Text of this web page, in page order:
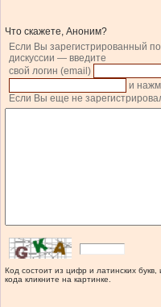
Что скажете, Аноним?
Если Вы зарегистрированный
дискуссии — введите
свой логин (email)
и
Если Вы еще не
Код состоит из цифр и латинских
кода кликните на картинке.